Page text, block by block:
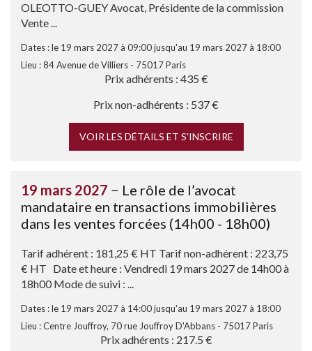
OLEOTTO-GUEY Avocat, Présidente de la commission
Vente ...
Dates : le 19 mars 2027 à 09:00 jusqu'au 19 mars 2027 à 18:00
Lieu : 84 Avenue de Villiers - 75017 Paris
Prix adhérents : 435 €
Prix non-adhérents : 537 €
VOIR LES DÉTAILS ET S'INSCRIRE
19 mars 2027 − Le rôle de l’avocat
mandataire en transactions immobilières
dans les ventes forcées (14h00 - 18h00)
Tarif adhérent : 181,25 € HT Tarif non-adhérent : 223,75
€ HT Date et heure : Vendredi 19 mars 2027 de 14h00 à
18h00 Mode de suivi : ...
Dates : le 19 mars 2027 à 14:00 jusqu'au 19 mars 2027 à 18:00
Lieu : Centre Jouffroy, 70 rue Jouffroy D'Abbans - 75017 Paris
Prix adhérents : 217.5 €